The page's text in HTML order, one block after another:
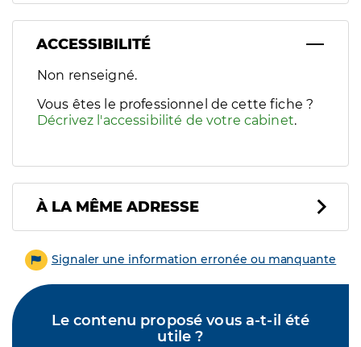
ACCESSIBILITÉ
Filtres
Sélectionnez un ou plusieurs handicaps/besoins
Non renseigné.
Vous êtes le professionnel de cette fiche ?
Décrivez l'accessibilité de votre cabinet.
À LA MÊME ADRESSE
Signaler une information erronée ou manquante
Le contenu proposé vous a-t-il été
utile ?